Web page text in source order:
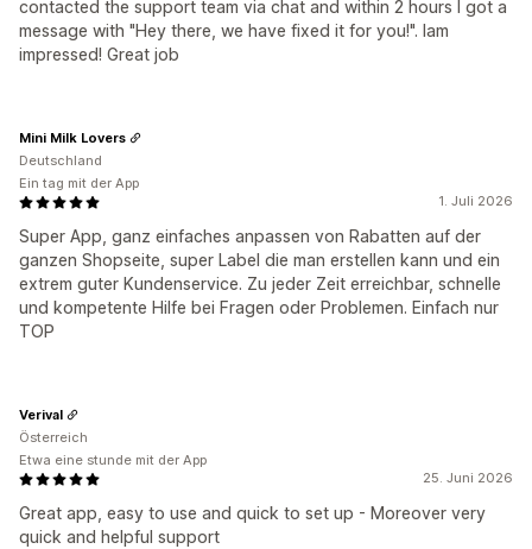
contacted the support team via chat and within 2 hours I got a
message with "Hey there, we have fixed it for you!". Iam
impressed! Great job
1. Juli 2026
Super App, ganz einfaches anpassen von Rabatten auf der
ganzen Shopseite, super Label die man erstellen kann und ein
extrem guter Kundenservice. Zu jeder Zeit erreichbar, schnelle
und kompetente Hilfe bei Fragen oder Problemen. Einfach nur
TOP
Mini Milk Lovers
Deutschland
Ein tag mit der App
25. Juni 2026
Great app, easy to use and quick to set up - Moreover very
quick and helpful support
Verival
Österreich
Etwa eine stunde mit der App